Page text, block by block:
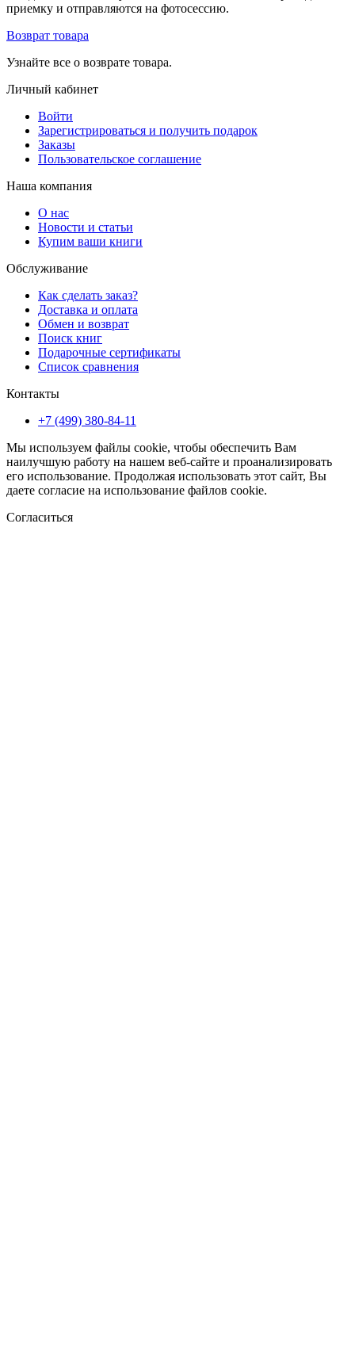
приемку и отправляются на фотосессию.
Возврат товара
Узнайте все о возврате товара.
Личный кабинет
Войти
Зарегистрироваться и получить подарок
Заказы
Пользовательское соглашение
Наша компания
О нас
Новости и статьи
Купим ваши книги
Обслуживание
Как сделать заказ?
Доставка и оплата
Обмен и возврат
Поиск книг
Подарочные сертификаты
Список сравнения
Контакты
+7 (499) 380-84-11
Мы используем файлы cookie, чтобы обеспечить Вам
наилучшую работу на нашем веб-сайте и проанализировать
его использование. Продолжая использовать этот сайт, Вы
даете согласие на использование файлов cookie.
Согласиться